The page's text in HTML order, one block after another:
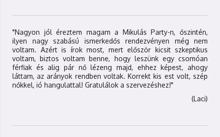
"Nagyon jól éreztem magam a Mikulás Party-n, őszintén,
ilyen nagy szabású ismerkedős rendezvényen még nem
voltam. Azért is írok most, mert először kicsit szkeptikus
voltam, biztos voltam benne, hogy leszünk egy csomóan
férfiak és alig pár nő lézeng majd, ehhez képest, ahogy
láttam, az arányok rendben voltak. Korrekt kis est volt, szép
nőkkel, ió hangulattal! Gratulálok a szervezéshez!"
(Laci)